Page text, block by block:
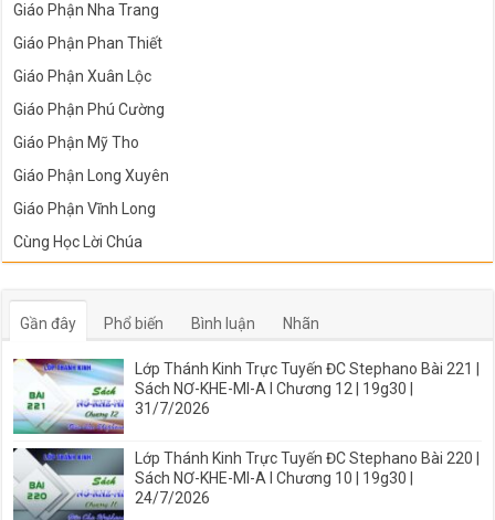
Giáo Phận Nha Trang
Giáo Phận Phan Thiết
Giáo Phận Xuân Lộc
Giáo Phận Phú Cường
Giáo Phận Mỹ Tho
Giáo Phận Long Xuyên
Giáo Phận Vĩnh Long
Cùng Học Lời Chúa
Gần đây Phổ biến Bình luận Nhãn
Lớp Thánh Kinh Trực Tuyến ĐC Stephano Bài 221 |
Sách NƠ-KHE-MI-A I Chương 12 | 19g30 |
31/7/2026
Lớp Thánh Kinh Trực Tuyến ĐC Stephano Bài 220 |
Sách NƠ-KHE-MI-A I Chương 10 | 19g30 |
24/7/2026